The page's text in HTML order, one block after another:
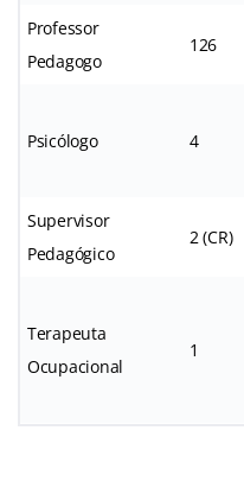
Professor
Pedagogo
126
Psicólogo 4
Supervisor
Pedagógico
2 (CR)
Terapeuta
Ocupacional
1